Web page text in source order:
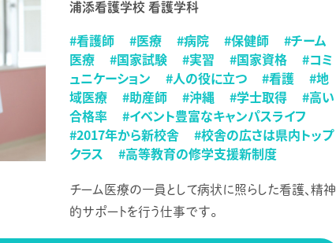
浦添看護学校 看護学科
#看護師 #医療 #病院 #保健師
#チーム
医療
#国家試験 #実習 #国家資格
#コミ
ュニケーション
#人の役に立つ #看護
#地
域医療
#助産師 #沖縄 #学士取得
#高い
合格率
#イベント豊富なキャンパスライフ
#2017年から新校舎
#校舎の広さは県内トップ
クラス
#高等教育の修学支援新制度
チーム医療の一員として病状に照らした看護、精神
的サポートを行う仕事です。